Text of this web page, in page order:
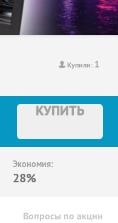
Купили: 1
КУПИТЬ
Экономия:
28%
Вопросы по акции